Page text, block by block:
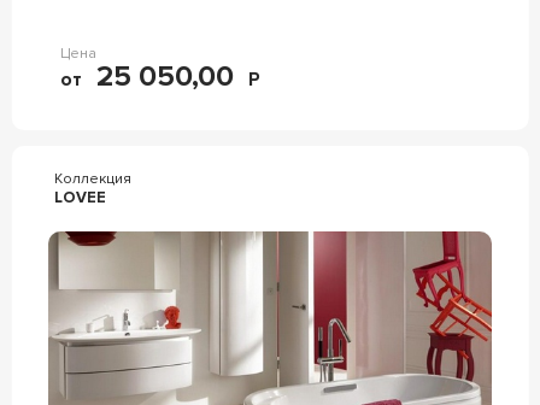
Цена
от 25 050,00 Р
Коллекция
LOVEE